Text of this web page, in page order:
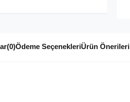
(0)Ödeme SeçenekleriÜrün Önerileri